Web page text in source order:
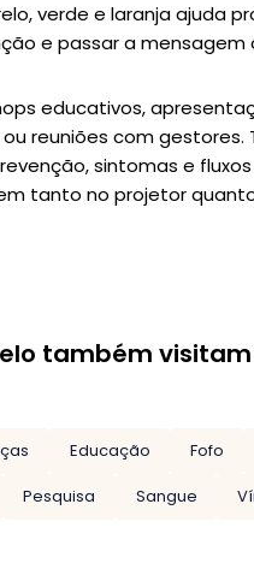
verde e laranja ajuda
e passar a mensagem
educativos,
reuniões com gestores.
sintomas e
tanto no projetor
também visitam
Educação Fofo
Pesquisa Sangue